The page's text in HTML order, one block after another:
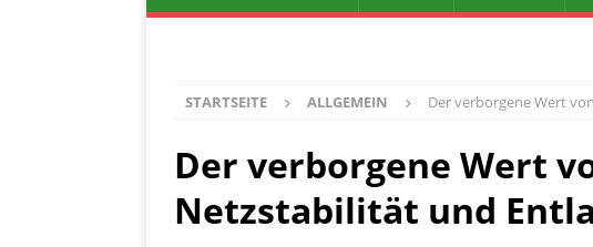
STARTSEITE ALLGEMEIN Der verborgene Wert
Der verborgene Wert
Netzstabilität und